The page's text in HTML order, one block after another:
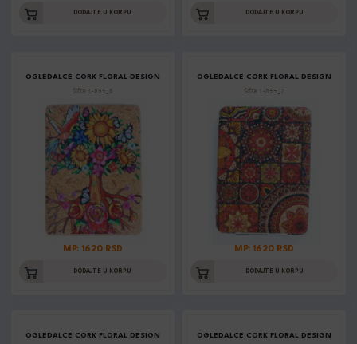
DODAJTE U KORPU DODAJTE U KORPU
OGLEDALCE CORK FLORAL DESIGN
Šifra: L-855_6
MP: 1620 RSD
DODAJTE U KORPU
OGLEDALCE CORK FLORAL DESIGN
Šifra: L-855_7
MP: 1620 RSD
DODAJTE U KORPU
OGLEDALCE CORK FLORAL DESIGN OGLEDALCE CORK FLORAL DESIGN